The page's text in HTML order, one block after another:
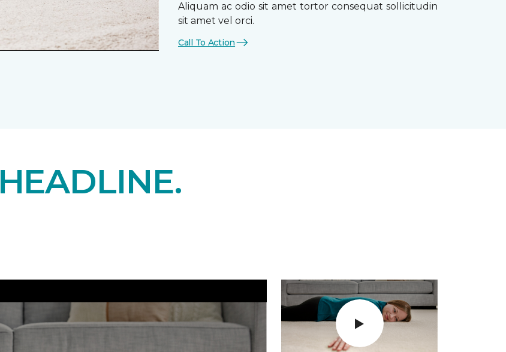
Aliquam ac odio sit amet tortor consequat sollicitudin
sit amet vel orci.
Call To Action
HEADLINE.